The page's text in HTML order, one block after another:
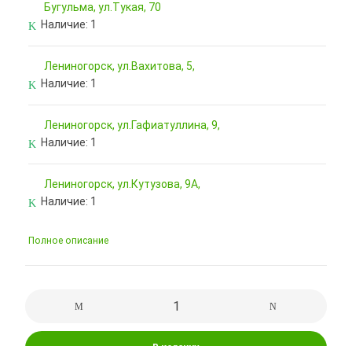
Бугульма, ул.Тукая, 70
Наличие: 1
Лениногорск, ул.Вахитова, 5,
Наличие: 1
Лениногорск, ул.Гафиатуллина, 9,
Наличие: 1
Лениногорск, ул.Кутузова, 9А,
Наличие: 1
Полное описание